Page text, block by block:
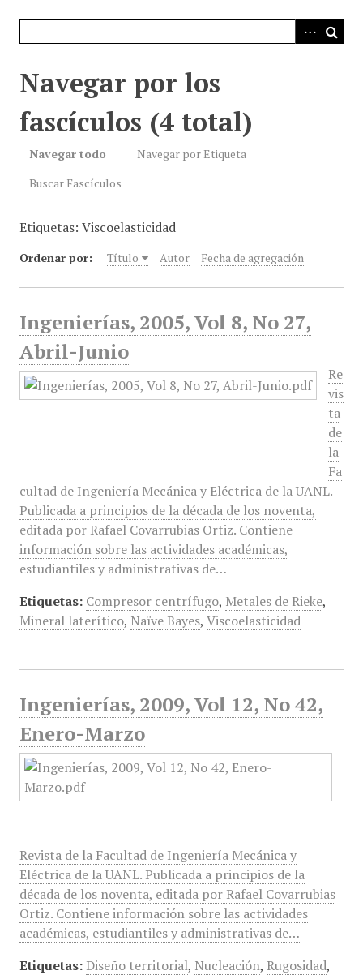
Navegar por los
fascículos (4 total)
Navegar todo
Navegar por Etiqueta
Buscar Fascículos
Etiquetas: Viscoelasticidad
Ordenar por: Título Autor Fecha de agregación
Ingenierías, 2005, Vol 8, No 27,
Abril-Junio
Re
vis
ta
de
la
Fa
cultad de Ingeniería Mecánica y Eléctrica de la UANL.
Publicada a principios de la década de los noventa,
editada por Rafael Covarrubias Ortiz. Contiene
información sobre las actividades académicas,
estudiantiles y administrativas de…
Etiquetas: Compresor centrífugo, Metales de Rieke,
Mineral laterítico, Naïve Bayes, Viscoelasticidad
Ingenierías, 2009, Vol 12, No 42,
Enero-Marzo
Revista de la Facultad de Ingeniería Mecánica y
Eléctrica de la UANL. Publicada a principios de la
década de los noventa, editada por Rafael Covarrubias
Ortiz. Contiene información sobre las actividades
académicas, estudiantiles y administrativas de…
Etiquetas: Diseño territorial, Nucleación, Rugosidad,